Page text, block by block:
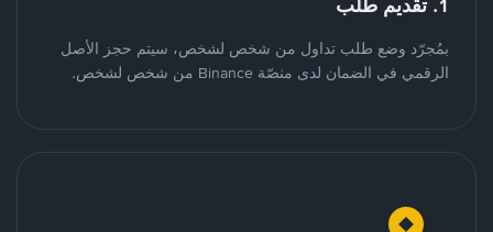
1. تقديم طلب
بمُجرّد وضع طلب تداول من شخص لشخص، سيتم حجز الأصل
الرقمي في الضمان لدى منصّة Binance من شخص لشخص.